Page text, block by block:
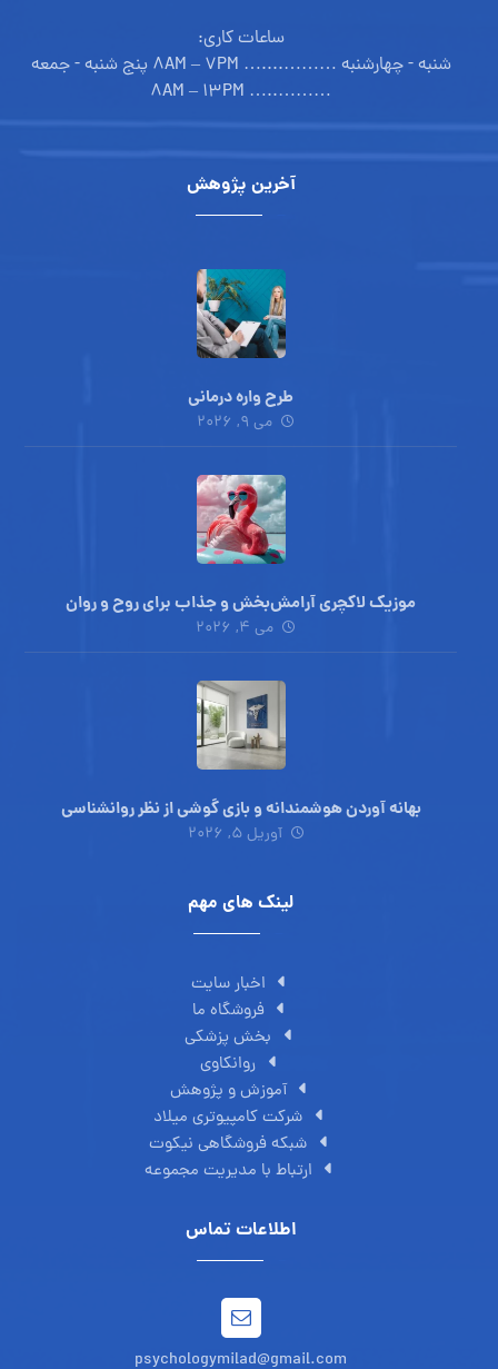
ساعات کاری:
شنبه - چهارشنبه ………....… ۸AM – ۷PM پنج شنبه - جمعه
………..… ۸AM – ۱۳PM
آخرین پژوهش
طرح واره درمانی
می ۹, ۲۰۲۶
موزیک لاکچری آرامش‌بخش‌ و جذاب‌ برای روح و روان
می ۴, ۲۰۲۶
بهانه آوردن هوشمندانه و بازی گوشی از نظر روانشناسی
آوریل ۵, ۲۰۲۶
لینک های مهم
اخبار سایت
فروشگاه ما
بخش پزشکی
روانکاوی
آموزش و پژوهش
شرکت کامپیوتری میلاد
شبکه فروشگاهی نیکوت
ارتباط با مدیریت مجموعه
اطلاعات تماس
psychologymilad@gmail.com